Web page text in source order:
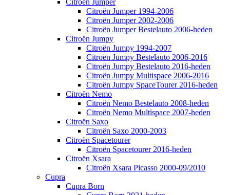
Citroën Jumper
Citroën Jumper 1994-2006
Citroën Jumper 2002-2006
Citroën Jumper Bestelauto 2006-heden
Citroën Jumpy
Citroën Jumpy 1994-2007
Citroën Jumpy Bestelauto 2006-2016
Citroën Jumpy Bestelauto 2016-heden
Citroën Jumpy Multispace 2006-2016
Citroën Jumpy SpaceTourer 2016-heden
Citroën Nemo
Citroën Nemo Bestelauto 2008-heden
Citroën Nemo Multispace 2007-heden
Citroën Saxo
Citroën Saxo 2000-2003
Citroën Spacetourer
Citroën Spacetourer 2016-heden
Citroën Xsara
Citroën Xsara Picasso 2000-09/2010
Cupra
Cupra Born